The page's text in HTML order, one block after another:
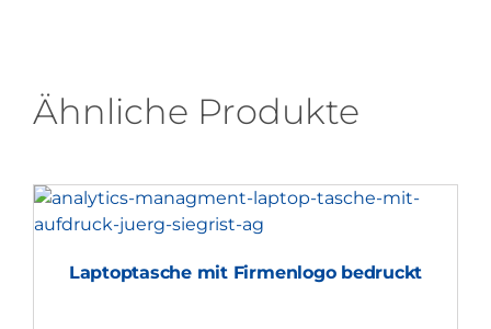
Ähnliche Produkte
Laptoptasche mit Firmenlogo bedruckt